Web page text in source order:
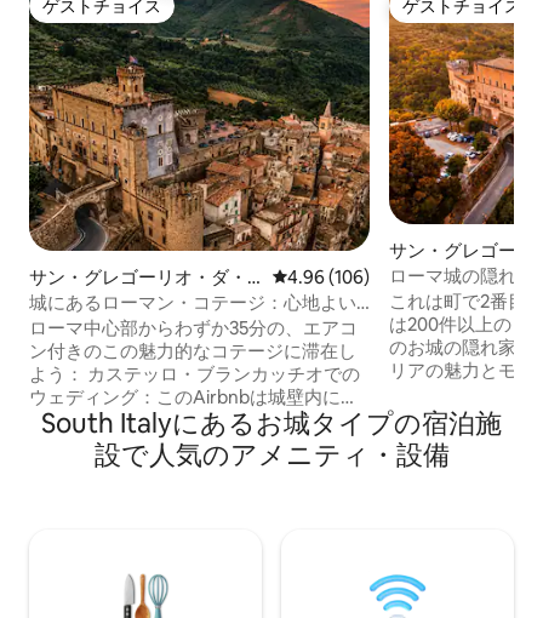
ゲストチョイス
ゲストチョイス
サン・グレゴーリオ・ダ・
サッソラのコテージ
レビュー106件、5つ星中4.96つ
4.96 (106)
城にあるローマン・コテージ：心地よい
村の隠れ家
ローマ中心部からわずか35分の、エアコ
ン付きのこの魅力的なコテージに滞在し
よう： カステッロ・ブランカッチオでの
ウェディング：このAirbnbは城壁内にあ
る最大のコネクテッド宿泊先です☁️🏰 ア
ンティークで飾られたコテージは、時代
を超越したエレガンスと、心地よいベッ
利用ください。 お食事や地元のガイドな
どのおすすめをお聞きください！
ゲストチョイス
ゲストチョイス
サン・グレゴーリ
ッソラのマンショ
ト
ローマ城の隠れ
の宿泊先
これは町で2番目
は200件以上のレ
のお城の隠れ家で
リアの魅力とモ
Borgo城の中にあ
す。 最寄りのス
30分！ 冬の休暇
専用インターネッ
South Italyにあるお城タイプの宿泊施
設で人気のアメニティ・設備